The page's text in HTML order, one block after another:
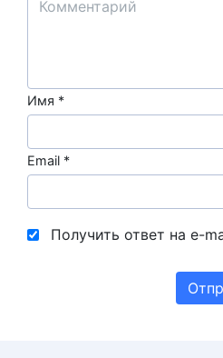
Имя *
Email *
Получить ответ на e-